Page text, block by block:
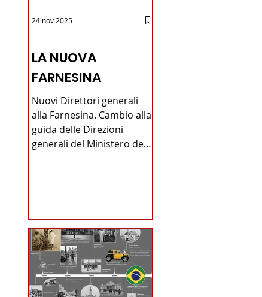
LA NUOVA
FARNESINA
Nuovi Direttori generali
alla Farnesina. Cambio alla
guida delle Direzioni
generali del Ministero degli
proposte dal ministro
Antonio Tajani . NUOVA
DIREZIONE GENERALE
DELLA FARNESINA
24 nov 2025